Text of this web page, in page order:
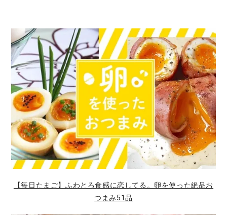
【毎日たまご】ふわとろ食感に恋してる。卵を使った絶品お
つまみ51品